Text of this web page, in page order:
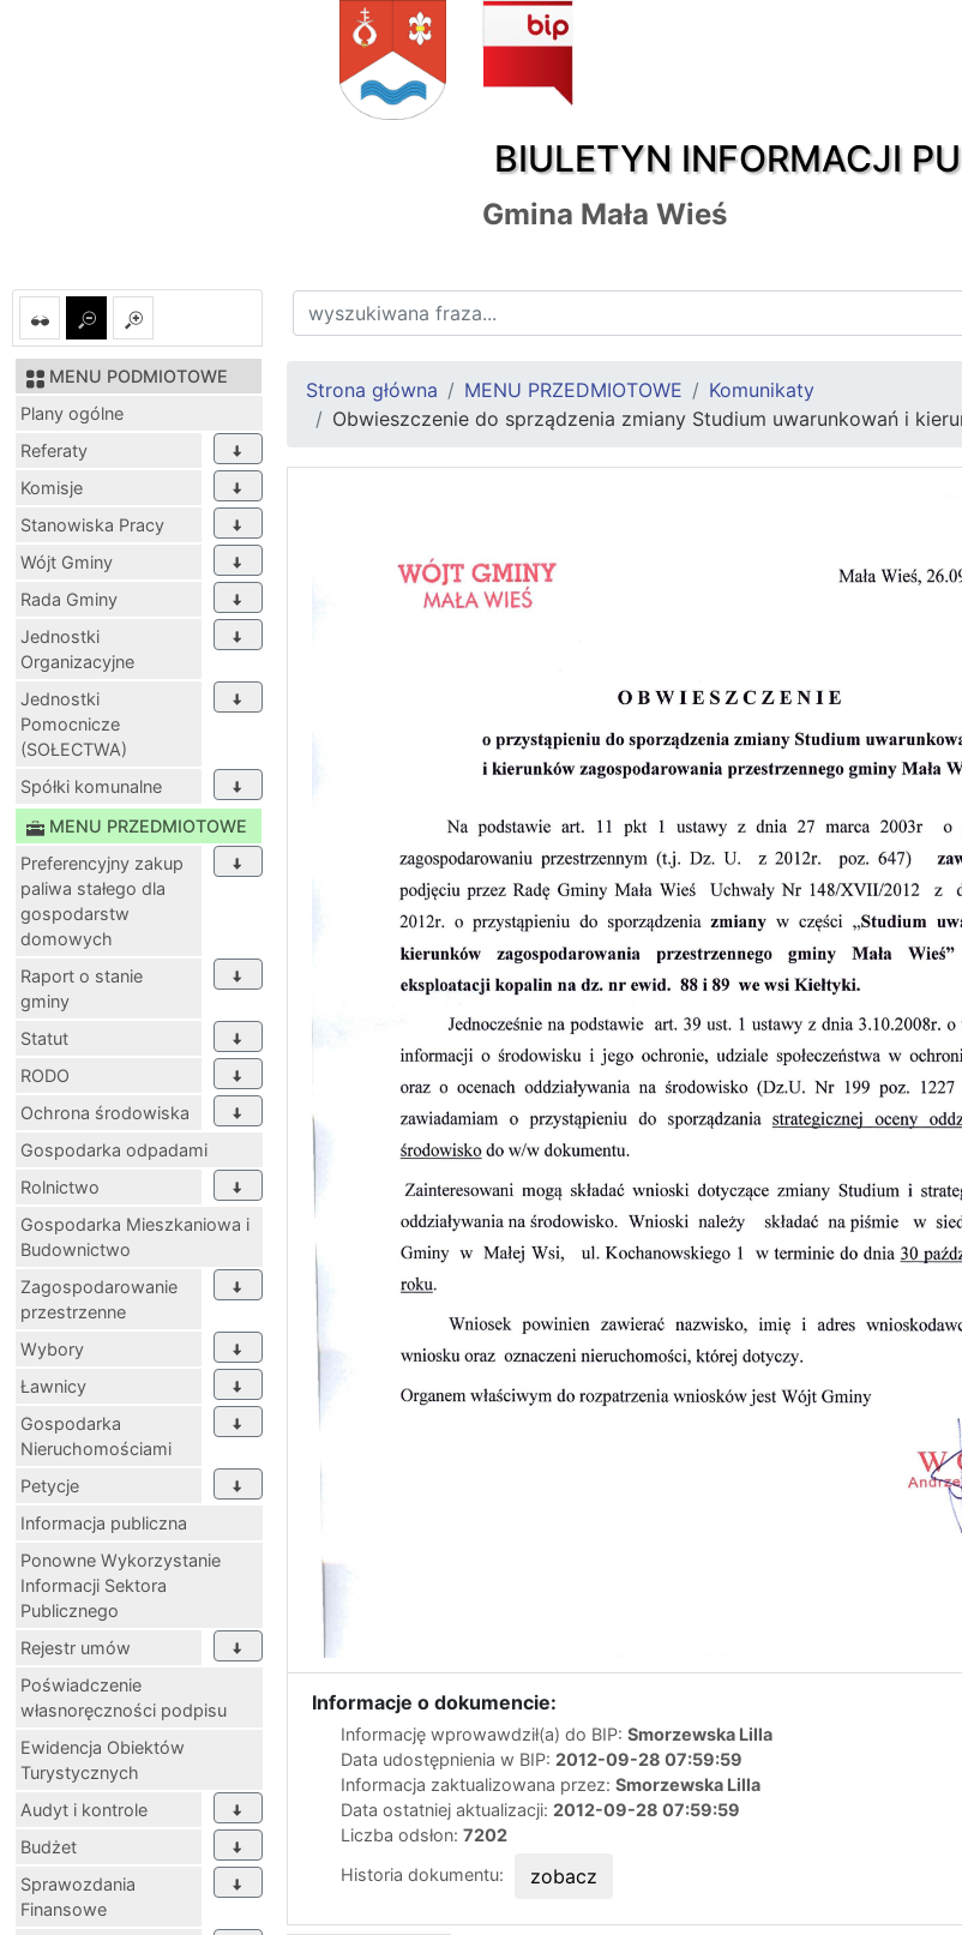
BIULETYN INFORMACJI
Gmina Mała Wieś
MENU PODMIOTOWE
Plany ogólne
Referaty
Komisje
Stanowiska Pracy
Wójt Gminy
Rada Gminy
Jednostki
Organizacyjne
Jednostki
Pomocnicze
(SOŁECTWA)
Spółki komunalne
MENU PRZEDMIOTOWE
Preferencyjny zakup
paliwa stałego dla
gospodarstw
domowych
Raport o stanie
gminy
Statut
RODO
Ochrona środowiska
Gospodarka odpadami
Rolnictwo
Gospodarka Mieszkaniowa i
Budownictwo
Zagospodarowanie
przestrzenne
Wybory
Ławnicy
Gospodarka
Nieruchomościami
Petycje
Informacja publiczna
Ponowne Wykorzystanie
Informacji Sektora
Publicznego
Rejestr umów
Poświadczenie
własnoręczności podpisu
Ewidencja Obiektów
Turystycznych
Audyt i kontrole
Budżet
Sprawozdania
Finansowe
Strona główna MENU PRZEDMIOTOWE
Komunikaty
Obwieszczenie do sprządzenia zmiany Studium uwarunkowań i
Informacje o dokumencie:
Informację wprowawdził(a) do BIP: Smorzewska Lilla
Data udostępnienia w BIP: 2012-09-28 07:59:59
Informacja zaktualizowana przez: Smorzewska Lilla
Data ostatniej aktualizacji: 2012-09-28 07:59:59
Liczba odsłon: 7202
Historia dokumentu:
zobacz